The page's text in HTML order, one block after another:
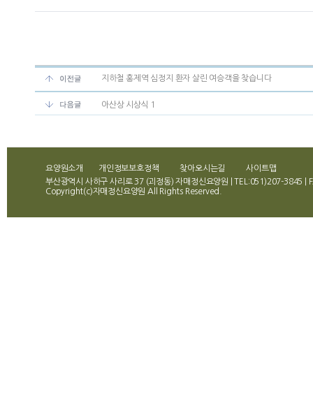
지하철 홍제역 심정지 환자 살린 여승객을 찾습니다
아산상 시상식 1
요양원소개 개인정보보호정책 찾아오시는길
사이트맵
부산광역시 사하구 사리로 37 (괴정동) 자매정신요양원 | TEL:051)207-3845
Copyright(c)자매정신요양원 All Rights Reserved.